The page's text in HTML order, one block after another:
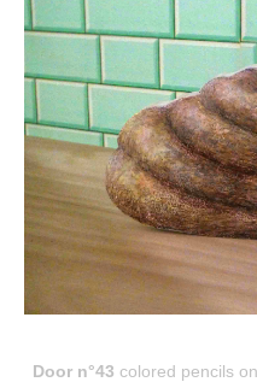
Door n°43 colored pencils